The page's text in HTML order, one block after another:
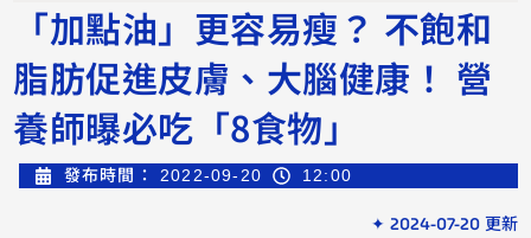
「加點油」更容易瘦？ 不飽和
脂肪促進皮膚、大腦健康！ 營
養師曝必吃「8食物」
發布時間： 2022-09-20 12:00
✦ 2024-07-20 更新